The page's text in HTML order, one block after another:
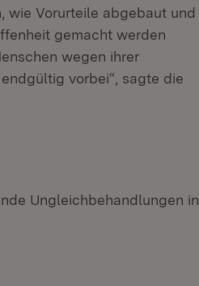
wie Vorurteile abgebaut und
gemacht werden
wegen ihrer
vorbei“, sagte die
Ungleichbehandlungen in